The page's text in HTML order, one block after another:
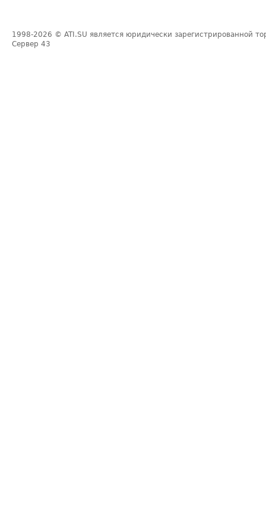
1998-2026 © ATI.SU является юридически зарегистрированной
Сервер 43